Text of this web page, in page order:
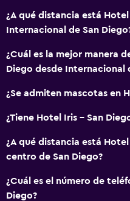
Aseo
Papel higiénico
Baño privado
Cocina
Nevera
Cocina
¿A qué distancia está
Internacional de San
¿Cuál es la mejor manera
Diego desde Internacional
¿Se admiten mascotas en
¿Tiene Hotel Iris - San
¿A qué distancia está
centro de San Diego?
¿Cuál es el número de
Diego?